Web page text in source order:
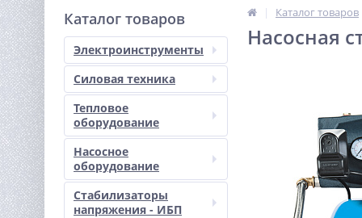
Каталог товаров
Электроинструменты
Силовая техника
Тепловое
оборудование
Насосное
оборудование
Стабилизаторы
напряжения - ИБП
Каталог товаров
Насосная